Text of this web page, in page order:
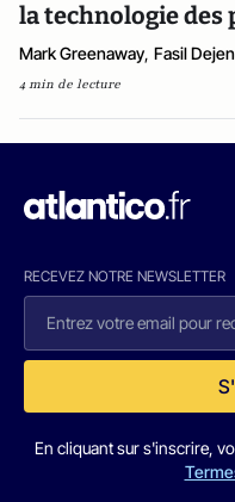
la technologie des
Mark Greenaway, Fasil
4 min de lecture
RECEVEZ NOTRE NEWSLETTER
En cliquant sur s'inscrire,